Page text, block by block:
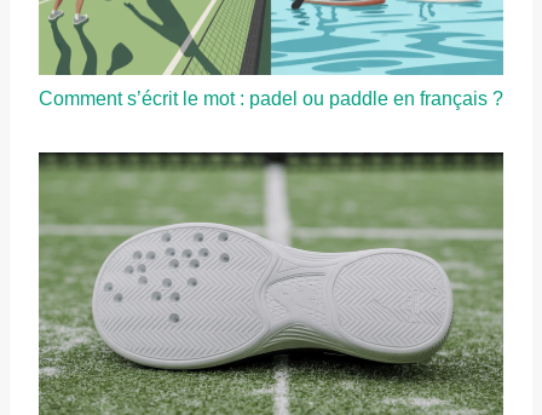
Comment s’écrit le mot : padel ou paddle en français ?